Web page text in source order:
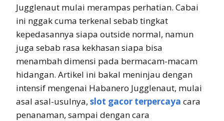
Jugglenaut mulai merampas perhatian. Cabai
ini nggak cuma terkenal sebab tingkat
kepedasannya siapa outside normal, namun
juga sebab rasa kekhasan siapa bisa
menambah dimensi pada bermacam-macam
hidangan. Artikel ini bakal meninjau dengan
intensif mengenai Habanero Jugglenaut, mulai
asal asal-usulnya, slot gacor terpercaya cara
penanaman, sampai dengan cara